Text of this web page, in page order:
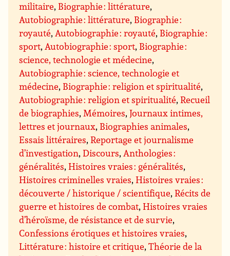
militaire, Biographie : littérature,
Autobiographie : littérature, Biographie :
royauté,Autobiographie : royauté, Biographie :
sport,Autobiographie : sport, Biographie :
science, technologie et médecine,
Autobiographie : science, technologie et
médecine, Biographie : religion et spiritualité,
Autobiographie : religion et spiritualité,Recueil
de biographies,Mémoires,Journaux intimes,
lettres et journaux, Biographies animales,
Essais littéraires,Reportage et journalisme
d’investigation,Discours,Anthologies :
généralités,Histoires vraies : généralités,
Histoires criminelles vraies,Histoires vraies :
découverte / historique / scientifique,Récits de
guerre et histoires de combat,Histoires vraies
d’héroïsme, de résistance et de survie,
Confessions érotiques et histoires vraies,
Littérature : histoire et critique,Théorie de la